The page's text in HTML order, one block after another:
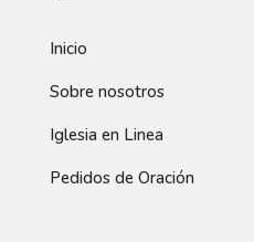
Inicio
Sobre nosotros
Iglesia en Linea
Pedidos de Oración